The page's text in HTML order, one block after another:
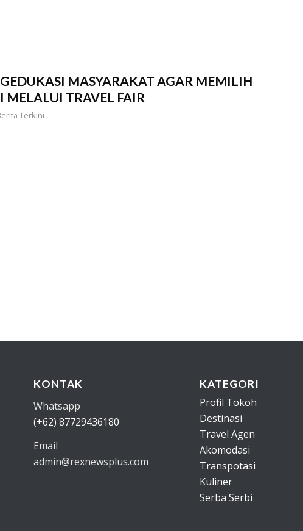
MASYARAKAT AGAR MEMILIH
MELALUI TRAVEL FAIR
Terkini
KONTAK
Whatsapp
(+62) 87729436180
Email
admin@rexnewsplus.com
KATEGORI
Profil Tokoh
Destinasi
Travel Agen
Akomodasi
Transpotasi
Kuliner
Serba Serbi